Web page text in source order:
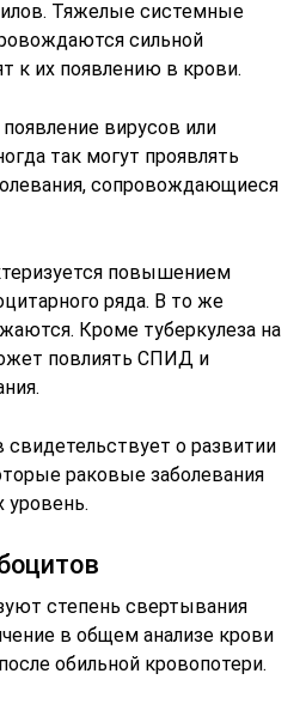
Тяжелые системные
сильной
к их появлению в крови.
вирусов или
так могут проявлять
сопровождающиеся
повышением
ряда. В то же
Кроме туберкулеза на
повлиять СПИД и
о развитии
раковые заболевания
уровень.
степень свертывания
в общем анализе крови
обильной кровопотери.